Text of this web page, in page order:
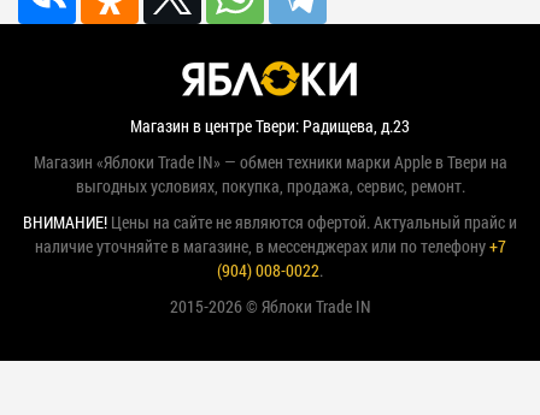
Магазин в центре Твери: Радищева, д.23
Магазин «Яблоки Trade IN» — обмен техники марки Apple в Твери на
выгодных условиях, покупка, продажа, сервис, ремонт.
ВНИМАНИЕ! Цены на сайте не являются офертой. Актуальный прайс и
наличие уточняйте в магазине, в мессенджерах или по телефону+7
(904) 008-0022.
2015-2026 © Яблоки Trade IN